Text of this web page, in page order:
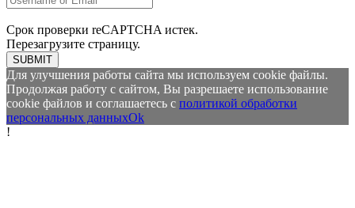
Срок проверки reCAPTCHA истек.
Перезагрузите страницу.
SUBMIT
Для улучшения работы сайта мы используем cookie файлы.
Продолжая работу с сайтом, Вы разрешаете использование
cookie файлов и соглашаетесь с политикой обработки
персональных данныхOk
!